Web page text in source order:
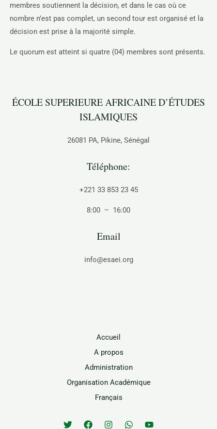
membres soutiennent la décision, et dans le cas où ce
nombre n’est pas complet, un second tour est organisé et la
décision est prise à la majorité simple.
Le quorum est atteint si quatre (04) membres sont présents.
ÉCOLE SUPERIEURE AFRICAINE D’ÉTUDES
ISLAMIQUES
26081 PA, Pikine, Sénégal
Téléphone:
+221 33 853 23 45
8:00 – 16:00
Email
info@esaei.org
Accueil
A propos
Administration
Organisation Académique
Français